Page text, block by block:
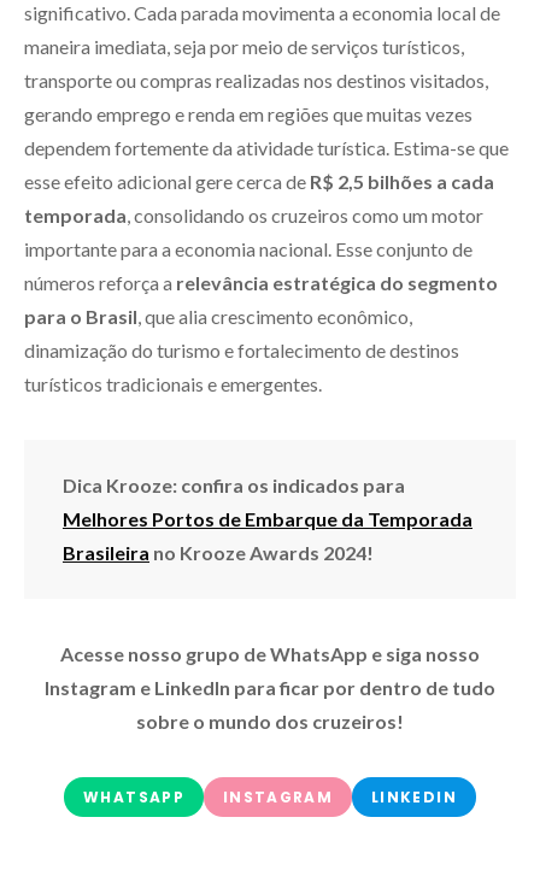
significativo. Cada parada movimenta a economia local de
maneira imediata, seja por meio de serviços turísticos,
transporte ou compras realizadas nos destinos visitados,
gerando emprego e renda em regiões que muitas vezes
dependem fortemente da atividade turística. Estima-se que
esse efeito adicional gere cerca de R$ 2,5 bilhões a cada
temporada, consolidando os cruzeiros como um motor
importante para a economia nacional. Esse conjunto de
números reforça a relevância estratégica do segmento
para o Brasil, que alia crescimento econômico,
dinamização do turismo e fortalecimento de destinos
turísticos tradicionais e emergentes.
Dica Krooze: confira os indicados para
Melhores Portos de Embarque da Temporada
Brasileira no Krooze Awards 2024!
Acesse nosso grupo de WhatsApp e siga nosso
Instagram e LinkedIn para ficar por dentro de tudo
sobre o mundo dos cruzeiros!
WHATSAPP INSTAGRAM LINKEDIN